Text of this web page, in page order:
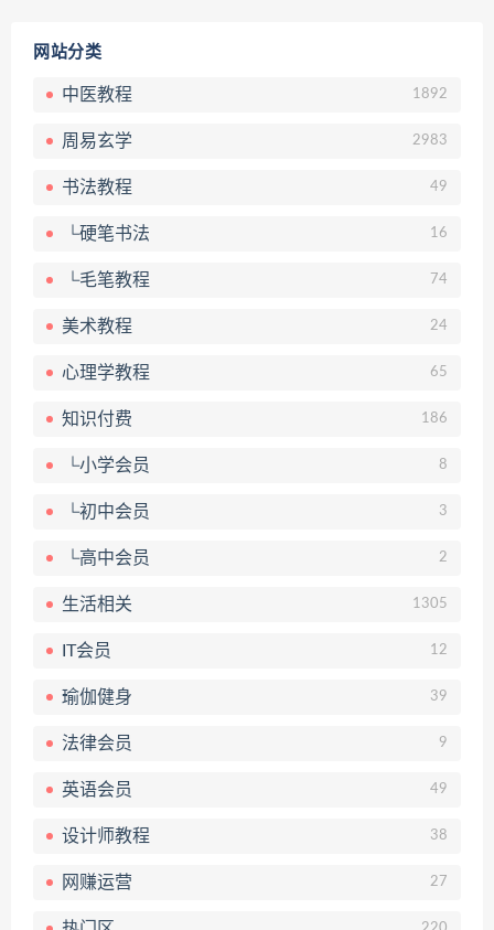
网站分类
中医教程 1892
周易玄学 2983
书法教程 49
└硬笔书法 16
└毛笔教程 74
美术教程 24
心理学教程 65
知识付费 186
└小学会员 8
└初中会员 3
└高中会员 2
生活相关 1305
IT会员 12
瑜伽健身 39
法律会员 9
英语会员 49
设计师教程 38
网赚运营 27